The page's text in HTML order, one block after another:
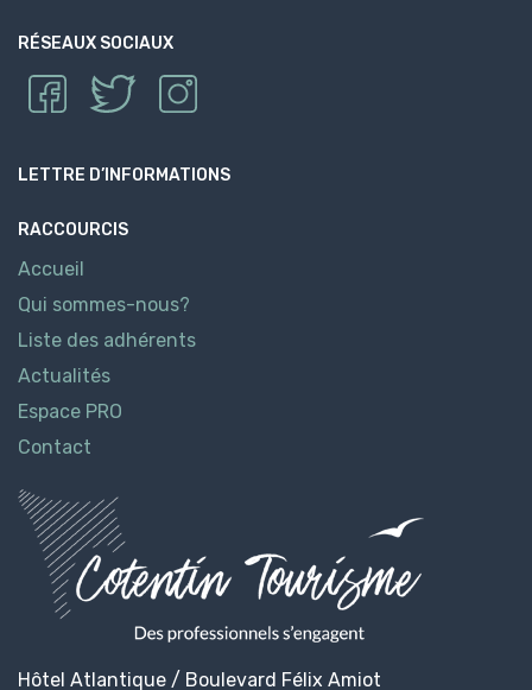
RÉSEAUX SOCIAUX
LETTRE D’INFORMATIONS
RACCOURCIS
Accueil
Qui sommes-nous?
Liste des adhérents
Actualités
Espace PRO
Contact
Hôtel Atlantique / Boulevard Félix Amiot